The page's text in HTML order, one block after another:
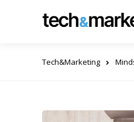
Tech&Marketing